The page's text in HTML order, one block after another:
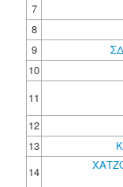
7
8
9
10
11
12
13
14